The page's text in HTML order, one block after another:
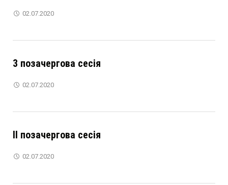
02.07.2020
3 позачергова сесія
02.07.2020
ІI позачергова сесія
02.07.2020